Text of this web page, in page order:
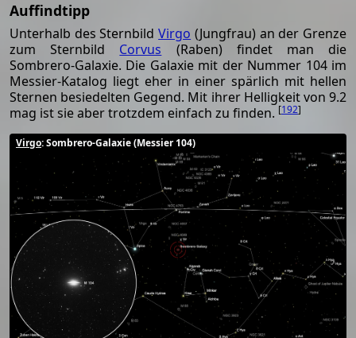
Auffindtipp
Unterhalb des SternbildVirgo (Jungfrau) an der Grenze
zum Sternbild Corvus (Raben) findet man die
Sombrero-Galaxie. Die Galaxie mit der Nummer 104 im
Messier-Katalog liegt eher in einer spärlich mit hellen
Sternen besiedelten Gegend. Mit ihrer Helligkeit von 9.2
mag ist sie aber trotzdem einfach zu finden. [192]
Virgo: Sombrero-Galaxie (Messier 104)